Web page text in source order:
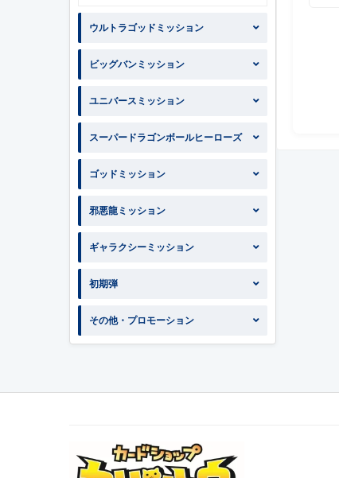
ウルトラゴッドミッション
ビッグバンミッション
ユニバースミッション
スーパードラゴンボールヒーローズ
ゴッドミッション
邪悪龍ミッション
ギャラクシーミッション
初期弾
その他・プロモーション